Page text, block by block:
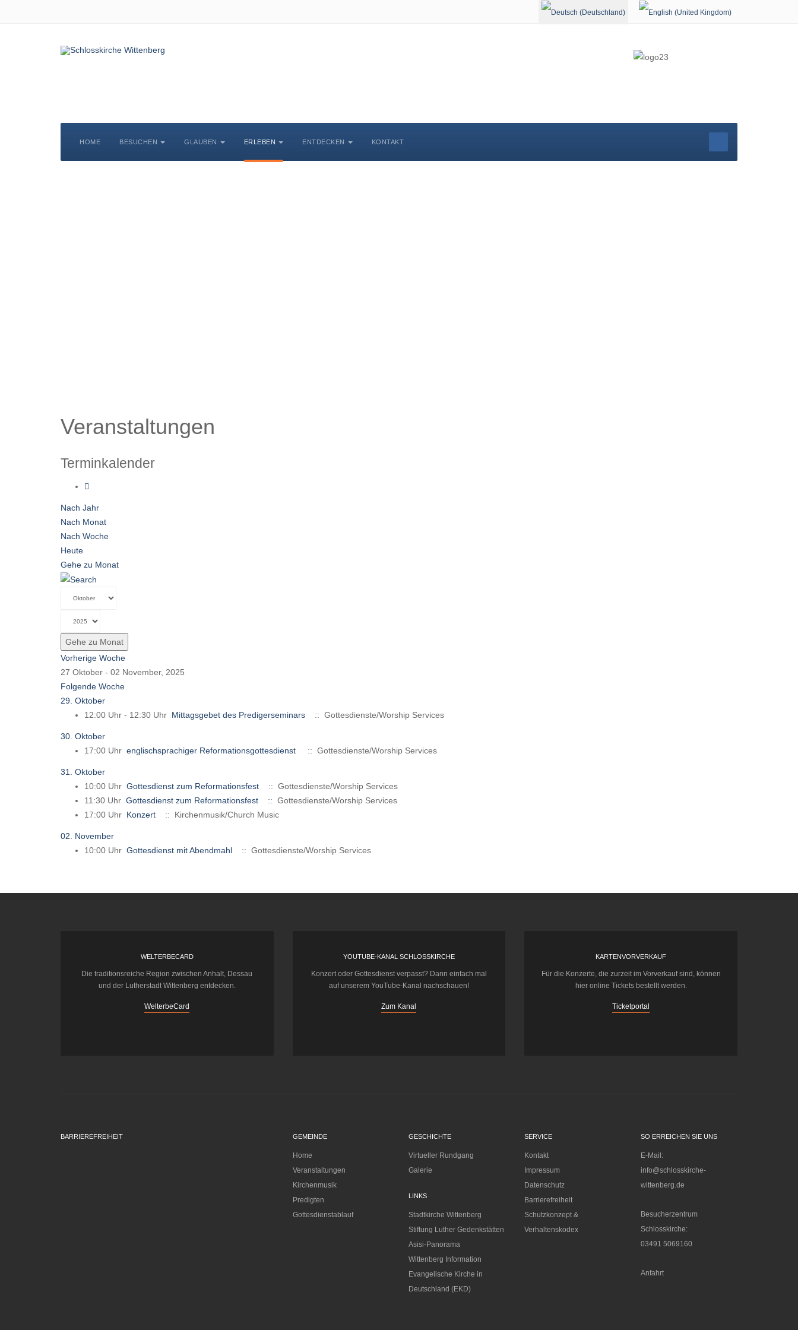
Sprache auswählen
HOME BESUCHEN GLAUBEN ERLEBEN ENTDECKEN KONTAKT
Veranstaltungen
Terminkalender
Nach Jahr
Nach Monat
Nach Woche
Heute
Gehe zu Monat
Gehe zu Monat
Vorherige Woche
27 Oktober - 02 November, 2025
Folgende Woche
29. Oktober
12:00 Uhr - 12:30 Uhr Mittagsgebet des Predigerseminars :: Gottesdienste/Worship Services
30. Oktober
17:00 Uhr englischsprachiger Reformationsgottesdienst :: Gottesdienste/Worship Services
31. Oktober
10:00 Uhr Gottesdienst zum Reformationsfest
:: Gottesdienste/Worship Services
11:30 Uhr Gottesdienst zum Reformationsfest
:: Gottesdienste/Worship Services
17:00 Uhr Konzert :: Kirchenmusik/Church Music
02. November
10:00 Uhr Gottesdienst mit Abendmahl :: Gottesdienste/Worship Services
WELTERBECARD
Die traditionsreiche Region zwischen Anhalt, Dessau
und der Lutherstadt Wittenberg entdecken.
WelterbeCard
YOUTUBE-KANAL SCHLOSSKIRCHE
Konzert oder Gottesdienst verpasst? Dann einfach mal
auf unserem YouTube-Kanal nachschauen!
Zum Kanal
KARTENVORVERKAUF
Für die Konzerte, die zurzeit im Vorverkauf sind, können
hier online Tickets bestellt werden.
Ticketportal
BARRIEREFREIHEIT GEMEINDE
Home
Veranstaltungen
Kirchenmusik
Predigten
Gottesdienstablauf
GESCHICHTE
Virtueller Rundgang
Galerie
LINKS
Stadtkirche Wittenberg
Stiftung Luther Gedenkstätten
Asisi-Panorama
Wittenberg Information
Evangelische Kirche in
Deutschland (EKD)
SERVICE
Kontakt
Impressum
Datenschutz
Barrierefreiheit
Schutzkonzept &
Verhaltenskodex
SO ERREICHEN SIE UNS
E-Mail:
info@schlosskirche-
wittenberg.de
Besucherzentrum
Schlosskirche:
03491 5069160
Anfahrt